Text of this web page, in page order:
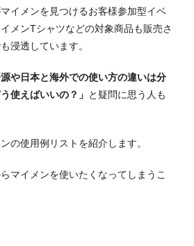
イメンを見つけるお客様参加型イベ
メンTシャツなどの対象商品も販売さ
浸透しています。
源や日本と海外での使い方の違いは分
使えばいいの？」 と疑問に思う人も
の使用例リストを紹介します。
マイメンを使いたくなってしまうこ